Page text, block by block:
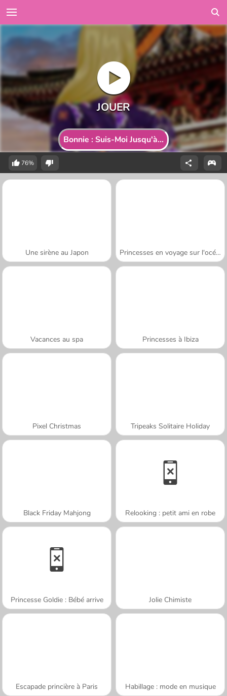
Bonnie : Suis-Moi Jusqu'à...
76%
Une sirène au Japon Princesses en voyage sur l'océan
Vacances au spa Princesses à Ibiza
Pixel Christmas Tripeaks Solitaire Holiday
Black Friday Mahjong Relooking : petit ami en robe
Princesse Goldie : Bébé arrive Jolie Chimiste
Escapade princière à Paris Habillage : mode en musique